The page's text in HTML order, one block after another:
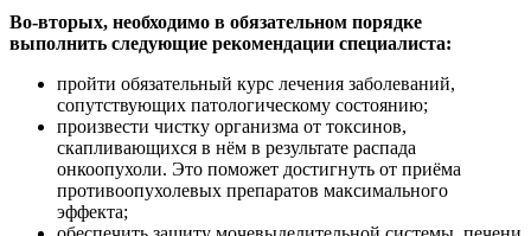
Во-вторых, необходимо в обязательном порядке
выполнить следующие рекомендации специалиста:
пройти обязательный курс лечения заболеваний,
сопутствующих патологическому состоянию;
произвести чистку организма от токсинов,
скапливающихся в нём в результате распада
онкоопухоли. Это поможет достигнуть от приёма
противоопухолевых препаратов максимального
эффекта;